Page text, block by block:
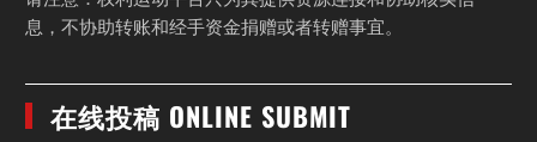
息，不协助转账和经手资金捐赠或者转赠事宜。
在线投稿 ONLINE SUBMIT